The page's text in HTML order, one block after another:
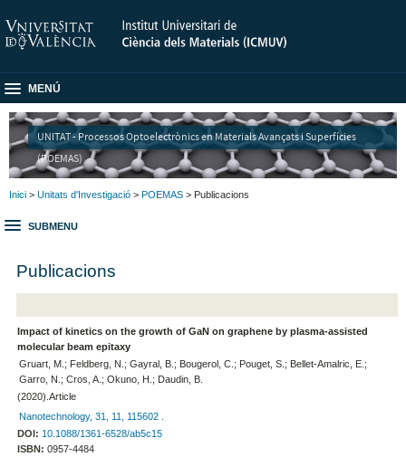
MENÚ
UNITAT - Processos Optoelectrònics en Materials Avançats i Superfícies
(POEMAS)
Inici > Unitats d'Investigació > POEMAS > Publicacions
SUBMENU
Publicacions
Impact of kinetics on the growth of GaN on graphene by plasma-assisted
molecular beam epitaxy
Gruart, M.; Feldberg, N.; Gayral, B.; Bougerol, C.; Pouget, S.; Bellet-Amalric, E.;
Garro, N.; Cros, A.; Okuno, H.; Daudin, B.
(2020).Article
Nanotechnology, 31, 11, 115602 .
DOI: 10.1088/1361-6528/ab5c15
ISBN: 0957-4484